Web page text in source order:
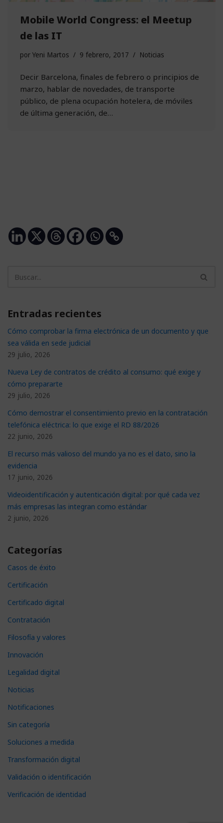
Mobile World Congress: el Meetup
de las IT
por Yeni Martos 9 febrero, 2017 Noticias
Decir Barcelona, finales de febrero o principios de
marzo, hablar de novedades, de transporte
público, de plena ocupación hotelera, de móviles
de última generación, de…
Entradas recientes
Cómo comprobar la firma electrónica de un documento y que
sea válida en sede judicial
29 julio, 2026
Nueva Ley de contratos de crédito al consumo: qué exige y
cómo prepararte
29 julio, 2026
Cómo demostrar el consentimiento previo en la contratación
telefónica eléctrica: lo que exige el RD 88/2026
22 junio, 2026
El recurso más valioso del mundo ya no es el dato, sino la
evidencia
17 junio, 2026
Videoidentificación y autenticación digital: por qué cada vez
más empresas las integran como estándar
2 junio, 2026
Categorías
Casos de éxito
Certificación
Certificado digital
Contratación
Filosofía y valores
Innovación
Legalidad digital
Noticias
Notificaciones
Sin categoría
Soluciones a medida
Transformación digital
Validación o identificación
Verificación de identidad